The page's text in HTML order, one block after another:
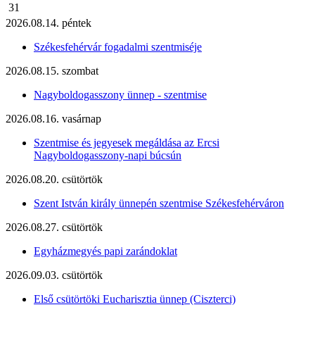
31
2026.08.14. péntek
Székesfehérvár fogadalmi szentmiséje
2026.08.15. szombat
Nagyboldogasszony ünnep - szentmise
2026.08.16. vasárnap
Szentmise és jegyesek megáldása az Ercsi
Nagyboldogasszony-napi búcsún
2026.08.20. csütörtök
Szent István király ünnepén szentmise Székesfehérváron
2026.08.27. csütörtök
Egyházmegyés papi zarándoklat
2026.09.03. csütörtök
Első csütörtöki Eucharisztia ünnep (Ciszterci)